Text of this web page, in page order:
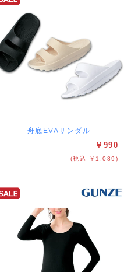
舟底EVAサンダル
￥990
(税込 ￥1,089)